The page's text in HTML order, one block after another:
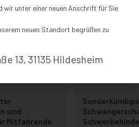
sind
Mitfahrende
wir unter einer neuen Anschrift für Sie
neuen Standort begrüßen zu
13, 31135 Hildesheim